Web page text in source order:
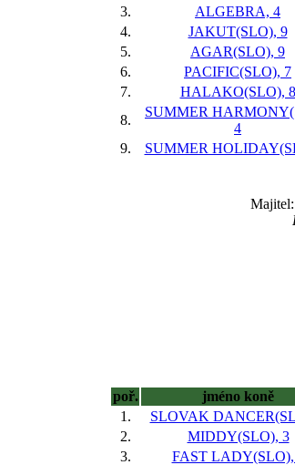
3.
ALGEBRA, 4
4.
JAKUT(SLO), 9
5.
AGAR(SLO), 9
6.
PACIFIC(SLO), 7
7.
HALAKO(SLO), 8
8.
SUMMER
4
9.
SUMMER
poř.
jméno koně
1.
SLOVAK
2.
MIDDY(SLO), 3
3.
FAST